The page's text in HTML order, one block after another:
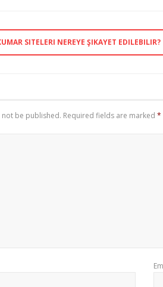
SITELERI NEREYE ŞIKAYET EDILEBILIR?
be published. Required fields are marked *